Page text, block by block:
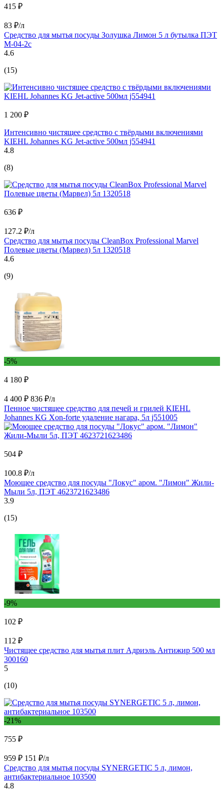
415 ₽
83 ₽/л
Средство для мытья посуды Золушка Лимон 5 л бутылка ПЭТ
М-04-2c
4.6
(15)
1 200 ₽
Интенсивно чистящее средство с твёрдыми включениями
KIEHL Johannes KG Jet-active 500мл j554941
4.8
(8)
636 ₽
127.2 ₽/л
Средство для мытья посуды CleanBox Professional Marvel
Полевые цветы (Марвел) 5л 1320518
4.6
(9)
-5%
4 180 ₽
4 400 ₽ 836 ₽/л
Пенное чистящее средство для печей и грилей KIEHL
Johannes KG Xon-forte удаление нагара, 5л j551005
504 ₽
100.8 ₽/л
Моющее средство для посуды "Локус" аром. "Лимон" Жили-
Мыли 5л, ПЭТ 4623721623486
3.9
(15)
-9%
102 ₽
112 ₽
Чистящее средство для мытья плит Адриэль Антижир 500 мл
300160
5
(10)
-21%
755 ₽
959 ₽ 151 ₽/л
Средство для мытья посуды SYNERGETIC 5 л, лимон,
антибактериальное 103500
4.8